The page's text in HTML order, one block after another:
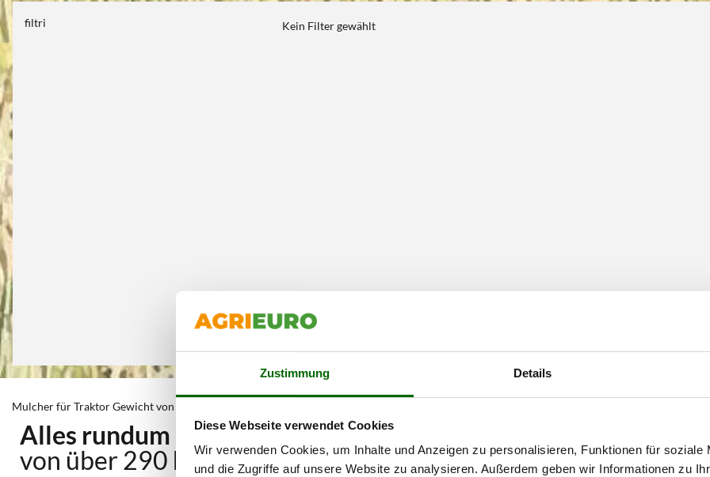
Zustimmung Details
Diese Webseite verwendet Cookies
Wir verwenden Cookies, um Inhalte und Anzeigen zu personalisieren, Funktionen für soziale
und die Zugriffe auf unsere Website zu analysieren. Außerdem geben wir Informationen zu
filtri Kein Filter gewählt
Mulcher für Traktor Gewicht von 300 bis 350 Kg
Alles rundum Hochgras- und Wiesenmäher – Anbaugeräte
von über 290 Mulcher für Traktor Gewicht von 300 bis 350